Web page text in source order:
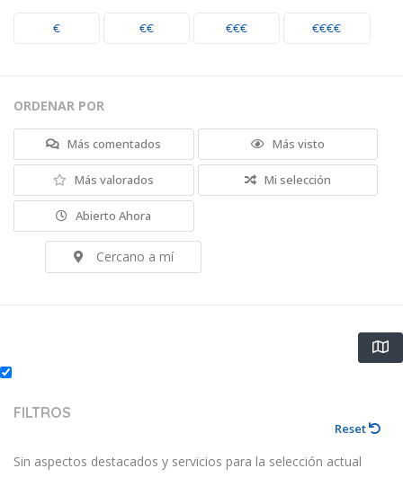
€ €€ €€€ €€€€
ORDENAR POR
Más comentados Más visto
Más valorados Mi selección
Abierto Ahora
Cercano a mí
FILTROS
Reset
Sin aspectos destacados y servicios para la selección actual